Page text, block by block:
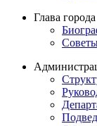
Глава города